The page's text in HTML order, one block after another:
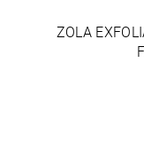
ZOLA